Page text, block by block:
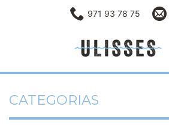
971 93 78 75
CATEGORIAS